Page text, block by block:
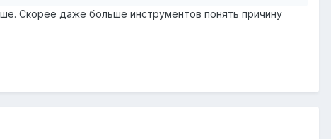
Скорее даже больше инструментов понять причину